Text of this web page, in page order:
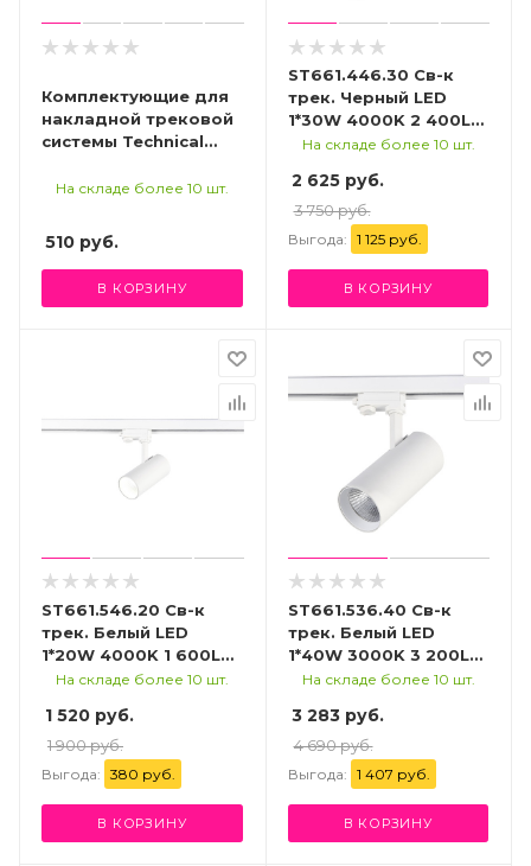
Комплектующие для
накладной трековой
системы Technical
На складе более 10 шт.
510 руб.
В КОРЗИНУ
ST661.446.30 Св-к
трек. Черный LED
1*30W 4000K 2 400Lm
Ra>90 38° IP20
265V Трехфазная
трековая система
На складе более 10 шт.
2 625 руб.
3 750 руб.
Выгода: 1 125 руб.
В КОРЗИНУ
ST661.546.20 Св-к
трек. Белый LED
1*20W 4000K 1 600Lm
Ra>90 38° IP20
265V Трехфазная
трековая система
На складе более 10 шт.
1 520 руб.
1 900 руб.
Выгода: 380 руб.
В КОРЗИНУ
ST661.536.40 Св-к
трек. Белый LED
1*40W 3000K 3 200Lm
Ra>90 38° IP20
265V Трехфазная
трековая система
На складе более 10 шт.
3 283 руб.
4 690 руб.
Выгода: 1 407 руб.
В КОРЗИНУ